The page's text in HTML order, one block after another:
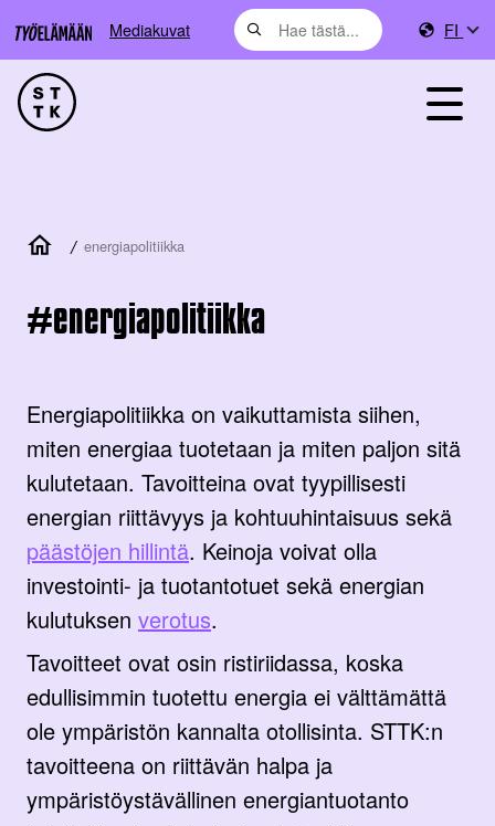
Mediakuvat FI
/ energiapolitiikka
energiapolitiikka
Energiapolitiikka on vaikuttamista siihen,
miten energiaa tuotetaan ja miten paljon sitä
kulutetaan. Tavoitteina ovat tyypillisesti
energian riittävyys ja kohtuuhintaisuus sekä
päästöjen hillintä. Keinoja voivat olla
investointi- ja tuotantotuet sekä energian
kulutuksen verotus.
Tavoitteet ovat osin ristiriidassa, koska
edullisimmin tuotettu energia ei välttämättä
ole ympäristön kannalta otollisinta. STTK:n
tavoitteena on riittävän halpa ja
ympäristöystävällinen energiantuotanto